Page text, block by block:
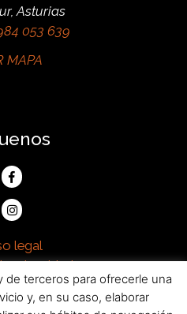
Asturias
053 639
MAPA
Facebook
Bovino
Instagram
legal
privacidad
cookies
de terceros para ofrecerle una
y, en su caso, elaborar